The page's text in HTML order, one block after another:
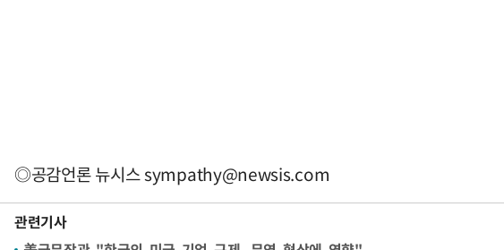
◎공감언론 뉴시스sympathy@newsis.com
관련기사